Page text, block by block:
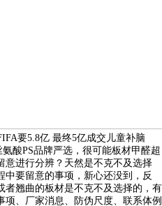
要5.8亿 最终5亿成交儿童补脑
酸PS品牌严选，很可能板材甲醛超
意进行分辨？天然是不克不及选择
中要留意的事项，新心还没到，反
者翘曲的板材是不克不及选择的，有
、厂家消息、防伪尺度、联系体例